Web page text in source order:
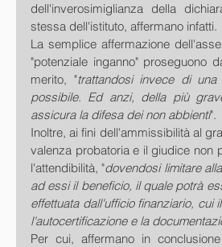
dell'inverosimiglianza della
stessa dell'istituto, affermano infatti.
La semplice affermazione
"potenziale inganno" proseguono
merito, "trattandosi invece di una
possibile. Ed anzi, della più
assicura la difesa dei non abbienti".
Inoltre, ai fini dell'ammissibilità al
valenza probatoria e il giudice non
l'attendibilità, "dovendosi limitare
ad essi il beneficio, il quale potrà
effettuata dall'ufficio finanziario,
l'autocertificazione e la
Per cui, affermano in